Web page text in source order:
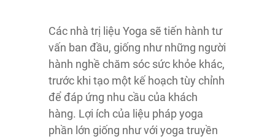
Các nhà trị liệu Yoga sẽ tiến hành tư
vấn ban đầu, giống như những người
hành nghề chăm sóc sức khỏe khác,
trước khi tạo một kế hoạch tùy chỉnh
để đáp ứng nhu cầu của khách
hàng. Lợi ích của liệu pháp yoga
phần lớn giống như với yoga truyền